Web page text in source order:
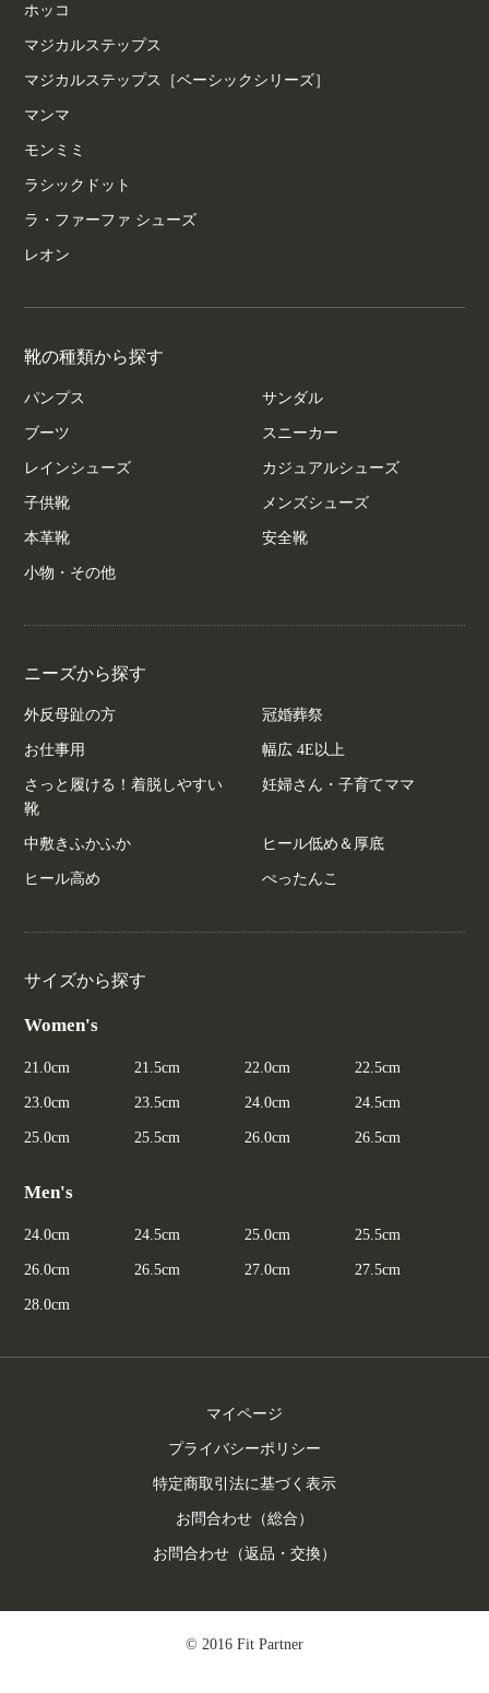
ホッコ
マジカルステップス
マジカルステップス［ベーシックシリーズ］
マンマ
モンミミ
ラシックドット
ラ・ファーファ シューズ
レオン
靴の種類から探す
パンプス サンダル
ブーツ スニーカー
レインシューズ カジュアルシューズ
子供靴 メンズシューズ
本革靴 安全靴
小物・その他
ニーズから探す
外反母趾の方 冠婚葬祭
お仕事用 幅広 4E以上
さっと履ける！着脱しやすい
靴
妊婦さん・子育てママ
中敷きふかふか ヒール低め＆厚底
ヒール高め ぺったんこ
サイズから探す
Women's
21.0cm 21.5cm 22.0cm 22.5cm
23.0cm 23.5cm 24.0cm 24.5cm
25.0cm 25.5cm 26.0cm 26.5cm
Men's
24.0cm 24.5cm 25.0cm 25.5cm
26.0cm 26.5cm 27.0cm 27.5cm
28.0cm
マイページ
プライバシーポリシー
特定商取引法に基づく表示
お問合わせ（総合）
お問合わせ（返品・交換）
© 2016 Fit Partner